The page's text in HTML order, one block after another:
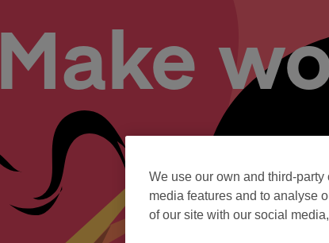
Make
We use our own and third-
media features and to analyse
of our site with our social